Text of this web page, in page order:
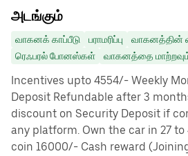
அடங்கும்
வாகனக் காப்பீடு பராமரிப்பு
வாகனத்தின்
ரெஃபரல் போனஸ்கள்
வாகனத்தை
Incentives upto 4554/- Weekly
Deposit Refundable after 3
discount on Security Deposit if
any platform. Own the car in 27
coin 16000/- Cash reward